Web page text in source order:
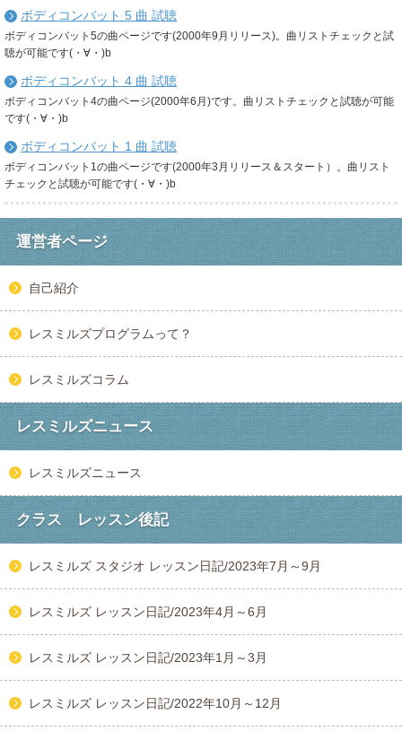
ボディコンバット 5 曲 試聴
ボディコンバット5の曲ページです(2000年9月リリース)。曲リストチェックと試
聴が可能です(・∀・)b
ボディコンバット 4 曲 試聴
ボディコンバット4の曲ページ(2000年6月)です。曲リストチェックと試聴が可能
です(・∀・)b
ボディコンバット 1 曲 試聴
ボディコンバット1の曲ページです(2000年3月リリース＆スタート）。曲リスト
チェックと試聴が可能です(・∀・)b
運営者ページ
自己紹介
レスミルズプログラムって？
レスミルズコラム
レスミルズニュース
レスミルズニュース
クラス レッスン後記
レスミルズ スタジオ レッスン日記/2023年7月～9月
レスミルズ レッスン日記/2023年4月～6月
レスミルズ レッスン日記/2023年1月～3月
レスミルズ レッスン日記/2022年10月～12月